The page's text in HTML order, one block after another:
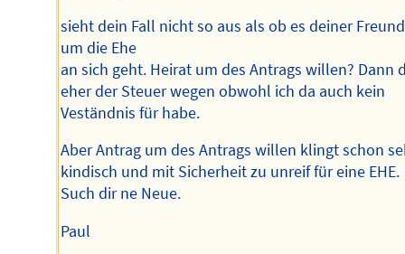
sieht dein Fall nicht so aus als ob es deiner
um die Ehe
an sich geht. Heirat um des Antrags willen? Dann
eher der Steuer wegen obwohl ich da auch kein
Veständnis für habe.
Aber Antrag um des Antrags willen klingt schon
kindisch und mit Sicherheit zu unreif für eine EHE.
Such dir ne Neue.
Paul